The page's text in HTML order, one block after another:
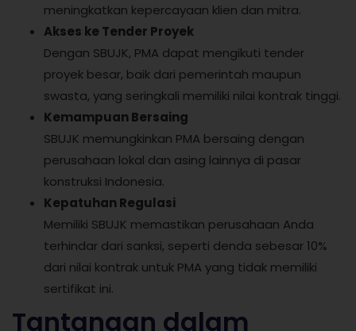
meningkatkan kepercayaan klien dan mitra.
Akses ke Tender Proyek
Dengan SBUJK, PMA dapat mengikuti tender
proyek besar, baik dari pemerintah maupun
swasta, yang seringkali memiliki nilai kontrak tinggi.
Kemampuan Bersaing
SBUJK memungkinkan PMA bersaing dengan
perusahaan lokal dan asing lainnya di pasar
konstruksi Indonesia.
Kepatuhan Regulasi
Memiliki SBUJK memastikan perusahaan Anda
terhindar dari sanksi, seperti denda sebesar 10%
dari nilai kontrak untuk PMA yang tidak memiliki
sertifikat ini.
Tantangan dalam